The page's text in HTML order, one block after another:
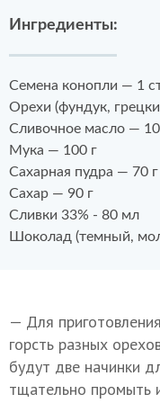
Ингредиенты:
Семена конопли — 1
Орехи (фундук,
Сливочное масло —
Мука — 100 г
Сахарная пудра — 70 г
Сахар — 90 г
Сливки 33% - 80 мл
Шоколад (темный,
— Для
горсть разных
будут две начинки
тщательно промыть